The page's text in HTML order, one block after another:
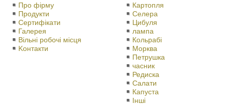
Про фірму
Продукти
Сертифікати
Галерея
Вільні робочі місця
Kонтакти
Картопля
Селера
Цибуля
лампа
Кольрабі
Морква
Петрушка
часник
Редиска
Салати
Капуста
Іншi